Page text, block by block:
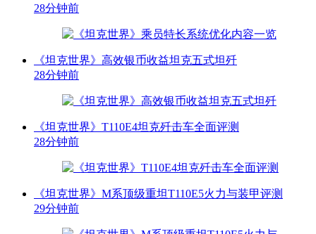
28分钟前
《坦克世界》高效银币收益坦克五式坦歼
28分钟前
《坦克世界》T110E4坦克歼击车全面评测
28分钟前
《坦克世界》M系顶级重坦T110E5火力与装甲评测
29分钟前